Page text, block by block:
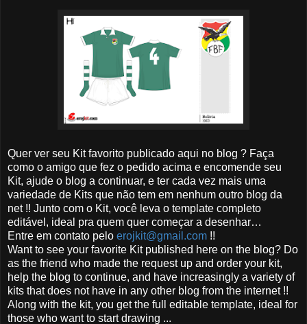
Quer ver seu Kit favorito publicado aqui no blog ? Faça
como o amigo que fez o pedido acima e encomende seu
Kit, ajude o blog a continuar, e ter cada vez mais uma
variedade de Kits que não tem em nenhum outro blog da
net !! Junto com o Kit, você leva o template completo
editável, ideal pra quem quer começar a desenhar…
Entre em contato pelo erojkit@gmail.com !!
Want to see your favorite Kit published here on the blog? Do
as the friend who made the request up and order your kit,
help the blog to continue, and have increasingly a variety of
kits that does not have in any other blog from the internet !!
Along with the kit, you get the full editable template, ideal for
those who want to start drawing ...